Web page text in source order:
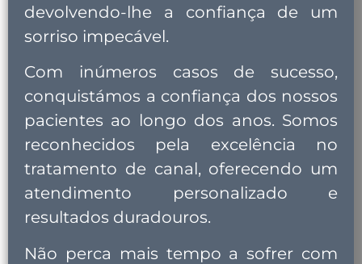
devolvendo-lhe a confiança de um
sorriso impecável.
Com inúmeros casos de sucesso,
conquistámos a confiança dos nossos
pacientes ao longo dos anos. Somos
reconhecidos pela excelência no
tratamento de canal, oferecendo um
atendimento personalizado e
resultados duradouros.
Não perca mais tempo a sofrer com